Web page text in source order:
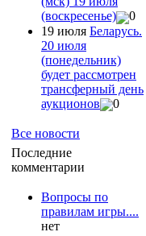
(воскресенье)
0
19 июля Беларусь.
20 июля
(понедельник)
будет рассмотрен
трансферный день
аукционов
0
Все новости
Последние
комментарии
Вопросы по
правилам игры....
нет